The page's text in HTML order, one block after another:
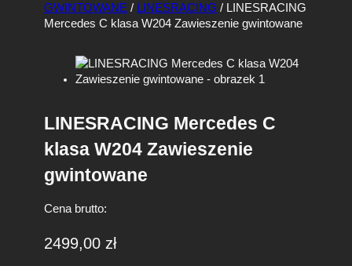
GWINTOWANE / LINESRACING / LINESRACING
Mercedes C klasa W204 Zawieszenie gwintowane
LINESRACING Mercedes C
klasa W204 Zawieszenie
gwintowane
Cena brutto:
2499,00 zł